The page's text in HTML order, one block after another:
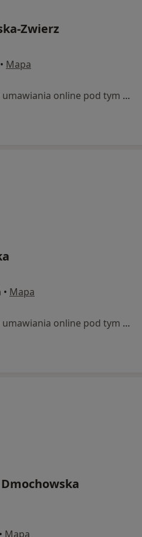
Zwierz
• Mapa
Specjalista nie oferuje umawiania online pod tym adresem.
• Mapa
Specjalista nie oferuje umawiania online pod tym adresem.
• Mapa